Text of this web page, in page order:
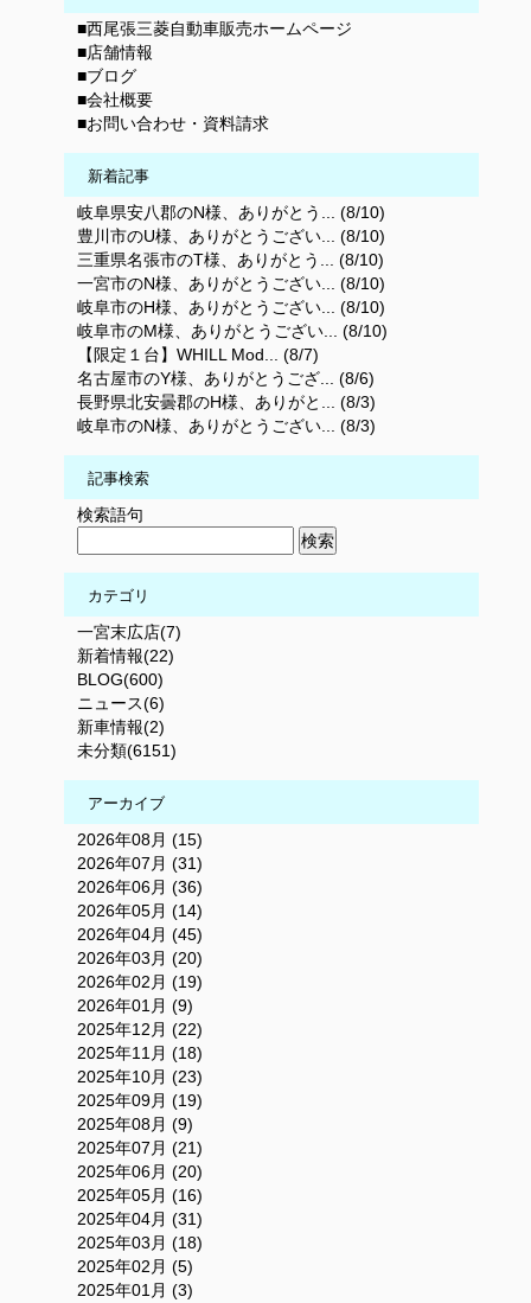
■西尾張三菱自動車販売ホームページ
■店舗情報
■ブログ
■会社概要
■お問い合わせ・資料請求
新着記事
岐阜県安八郡のN様、ありがとう... (8/10)
豊川市のU様、ありがとうござい... (8/10)
三重県名張市のT様、ありがとう... (8/10)
一宮市のN様、ありがとうござい... (8/10)
岐阜市のH様、ありがとうござい... (8/10)
岐阜市のM様、ありがとうござい... (8/10)
【限定１台】WHILL Mod... (8/7)
名古屋市のY様、ありがとうござ... (8/6)
長野県北安曇郡のH様、ありがと... (8/3)
岐阜市のN様、ありがとうござい... (8/3)
記事検索
検索語句
カテゴリ
一宮末広店(7)
新着情報(22)
BLOG(600)
ニュース(6)
新車情報(2)
未分類(6151)
アーカイブ
2026年08月 (15)
2026年07月 (31)
2026年06月 (36)
2026年05月 (14)
2026年04月 (45)
2026年03月 (20)
2026年02月 (19)
2026年01月 (9)
2025年12月 (22)
2025年11月 (18)
2025年10月 (23)
2025年09月 (19)
2025年08月 (9)
2025年07月 (21)
2025年06月 (20)
2025年05月 (16)
2025年04月 (31)
2025年03月 (18)
2025年02月 (5)
2025年01月 (3)